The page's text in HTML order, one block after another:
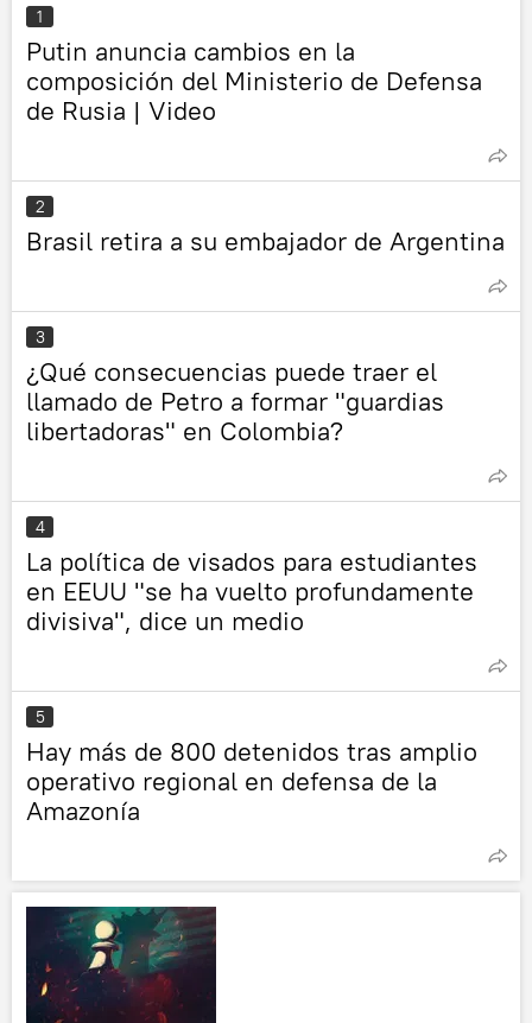
1
Putin anuncia cambios en la
composición del Ministerio de Defensa
de Rusia | Video
2
Brasil retira a su embajador de Argentina
3
¿Qué consecuencias puede traer el
llamado de Petro a formar "guardias
libertadoras" en Colombia?
4
La política de visados para estudiantes
en EEUU "se ha vuelto profundamente
divisiva", dice un medio
5
Hay más de 800 detenidos tras amplio
operativo regional en defensa de la
Amazonía